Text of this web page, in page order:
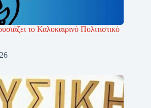
το Καλοκαιρινό Πολιτιστικό